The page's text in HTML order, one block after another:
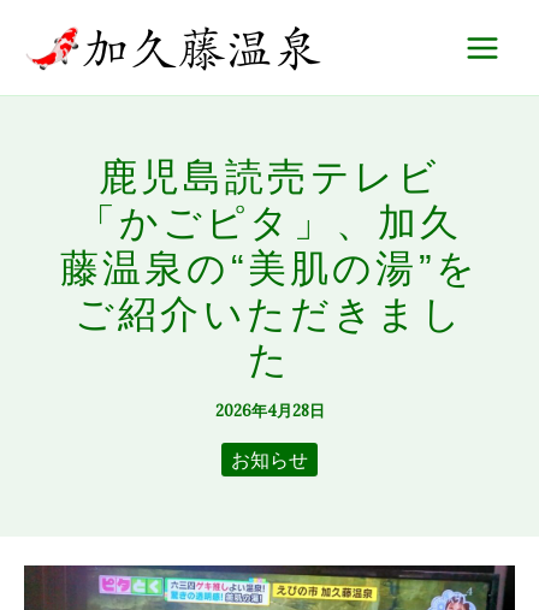
を
鹿児島読売テレビ
「かごピタ」、加久
藤温泉の“美肌の湯”を
ご紹介いただきまし
た
2026年4月28日
お知らせ